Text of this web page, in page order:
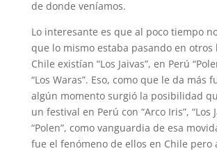
de donde veníamos.
Lo interesante es que al poco tiempo
que lo mismo estaba pasando en otros
Chile existían “Los Jaivas”, en Perú
“Los Waras”. Eso, como que le da más
algún momento surgió la posibilidad
un festival en Perú con “Arco Iris”, “Los
“Polen”, como vanguardia de esa
fue el fenómeno de ellos en Chile pero